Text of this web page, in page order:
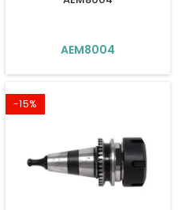
AEM8004
-15%